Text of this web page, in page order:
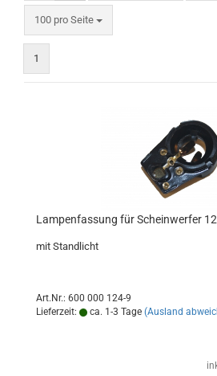
100 pro Seite
pro Seite
1
Lampenfassung für Scheinwerfer
mit Standlicht
Art.Nr.: 600 000 124-9
Lieferzeit:
ca. 1-3 Tage (Ausland